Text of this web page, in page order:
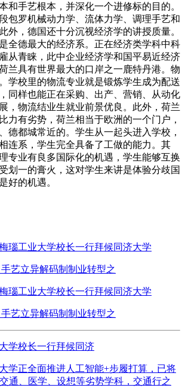
和手艺根本，并深化一个进修标的目的。
包罗机械动力学、流体力学、调理手艺和
外，德国还十分沉视经济学的讲授质量。
全德最大的经济系。正在经济类学科中科
从青睐，此中企业经济学和国平易近经济
兰具有世界最大的口岸之一鹿特丹港。物
学校里的物流专业就是锻炼学生成为配送
同样也能正在采购、出产、营销、从动化
，物流结业生就业前景优良。此外，荷兰
力有劣势，荷兰相当于欧洲的一个门户，
德都城常近的。学生从一起头进入学校，
连系，学生完全具备了工做的能力。其
专业有良多国际化的机遇，学生能够互换
划一的膏火，这对学生来讲是体验分歧国
好的机遇。
瑙工业大学校长一行拜候同济大学
艺立异解码制制业转型之
瑙工业大学校长一行拜候同济大学
艺立异解码制制业转型之
学校长一行拜候同济
学正全面推进人工智能+步履打算，已将
通、医学、设想等劣势学科，交通行之